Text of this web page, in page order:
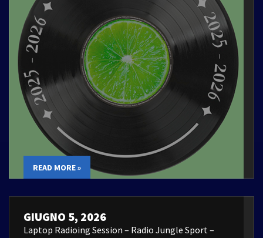
READ MORE »
GIUGNO 5, 2026
Laptop Radioing Session – Radio Jungle Sport –